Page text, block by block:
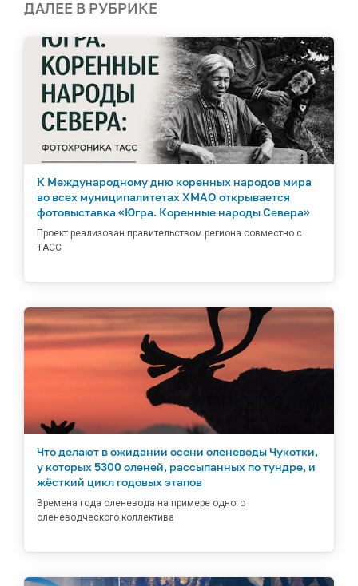
ДАЛЕЕ В РУБРИКЕ
К Международному дню коренных народов мира
во всех муниципалитетах ХМАО открывается
фотовыставка «Югра. Коренные народы Севера»
Проект реализован правительством региона совместно с
ТАСС
Что делают в ожидании осени оленеводы Чукотки,
у которых 5300 оленей, рассыпанных по тундре, и
жёсткий цикл годовых этапов
Времена года оленевода на примере одного
оленеводческого коллектива